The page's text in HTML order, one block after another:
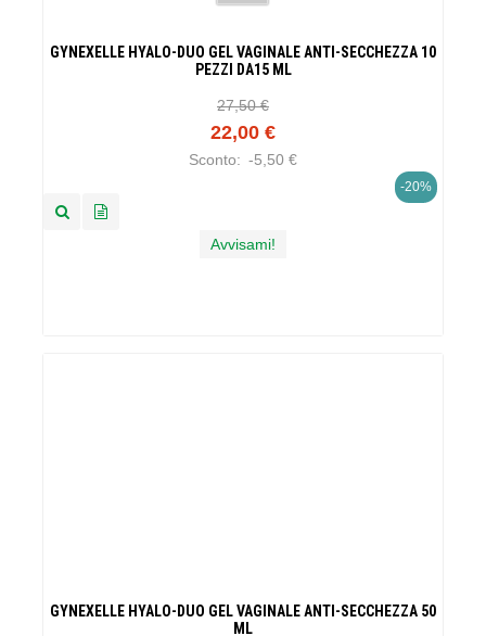
GYNEXELLE HYALO-DUO GEL VAGINALE ANTI-SECCHEZZA 10
PEZZI DA15 ML
27,50 €
22,00 €
Sconto: -5,50 €
-20%
Avvisami!
GYNEXELLE HYALO-DUO GEL VAGINALE ANTI-SECCHEZZA 50
ML